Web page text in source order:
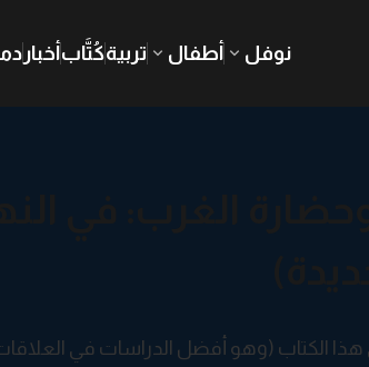
نوفل أطفال تربيةكُتَّابأخبار
الغرب: في
هذا الكتاب (وهو أفضل الدراسات في